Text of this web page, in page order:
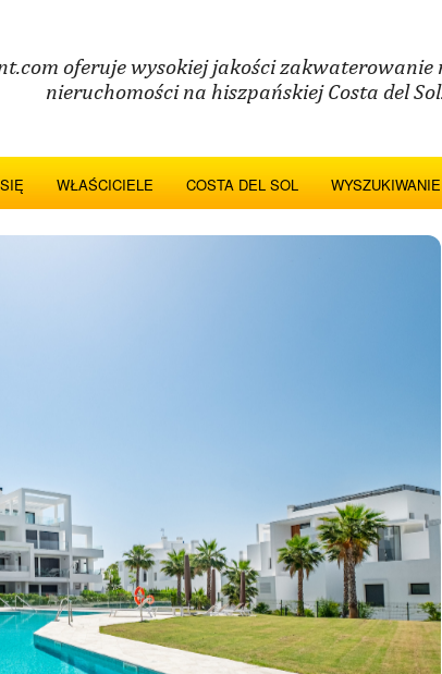
oferuje wysokiej jakości
nieruchomości na hiszpańskiej Costa del
WŁAŚCICIELE COSTA DEL SOL